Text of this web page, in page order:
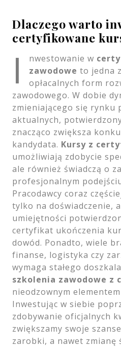
Dlaczego warto
certyfikowane
I nwestowanie w
zawodowe to jedna
opłacalnych form
zawodowego. W dobie
zmieniającego się rynku
aktualnych,
znacząco zwiększa
kandydata. Kursy z
umożliwiają zdobycie
ale również świadczą o
profesjonalnym
Pracodawcy coraz
tylko na doświadczenie,
umiejętności
certyfikat ukończenia
dowód. Ponadto, wiele
finanse, logistyka czy
wymaga stałego
szkolenia zawodowe z
nieodzownym
Inwestując w siebie
zdobywanie oficjalnych
zwiększamy swoje
zarobki, a nawet zmianę